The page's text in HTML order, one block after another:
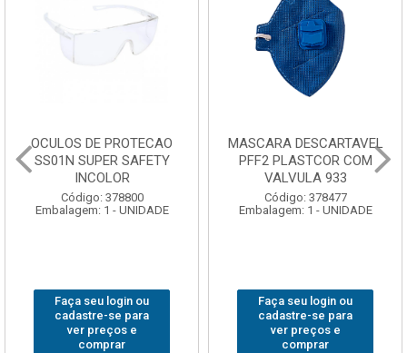
OCULOS DE PROTECAO
SS01N SUPER SAFETY
INCOLOR
Código: 378800
Embalagem: 1 - UNIDADE
Faça seu login ou
cadastre-se para
ver preços e
comprar
MASCARA DESCARTAVEL
PFF2 PLASTCOR COM
VALVULA 933
Código: 378477
Embalagem: 1 - UNIDADE
Faça seu login ou
cadastre-se para
ver preços e
comprar